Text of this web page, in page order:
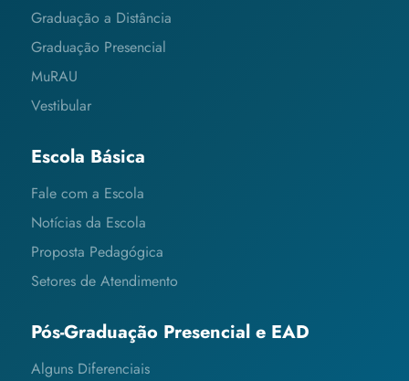
Graduação a Distância
Graduação Presencial
MuRAU
Vestibular
Escola Básica
Fale com a Escola
Notícias da Escola
Proposta Pedagógica
Setores de Atendimento
Pós-Graduação Presencial e EAD
Alguns Diferenciais